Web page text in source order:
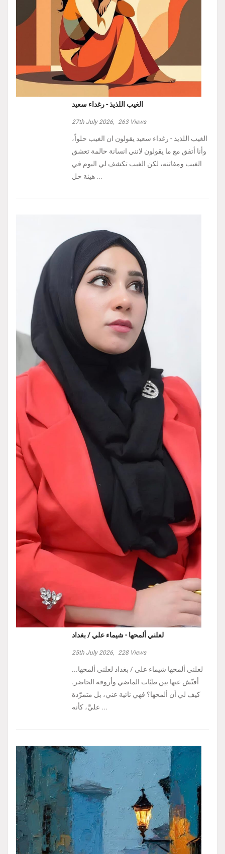
الغيب اللذيذ - رغداء سعيد
27th July 2026, 263Views
الغيب اللذيذ - رغداء سعيد يقولون ان الغيب حلواً،
وأنا أتفق مع ما يقولون لانني انسانة حالمة تعشق
الغيب ومفاتنه، لكن الغيب تكشف لي اليوم في
هيئة حل ...
لعلني ألمحها - شيماء علي / بغداد
25th July 2026, 228Views
لعلني ألمحها شيماء علي / بغداد لعلني ألمحها...
أفتّش عنها بين طيّات الماضي وأروقة الحاضر.
كيف لي أن ألمحها؟ فهي نائية عني، بل متمرّدة
عليَّ، كأنه ...